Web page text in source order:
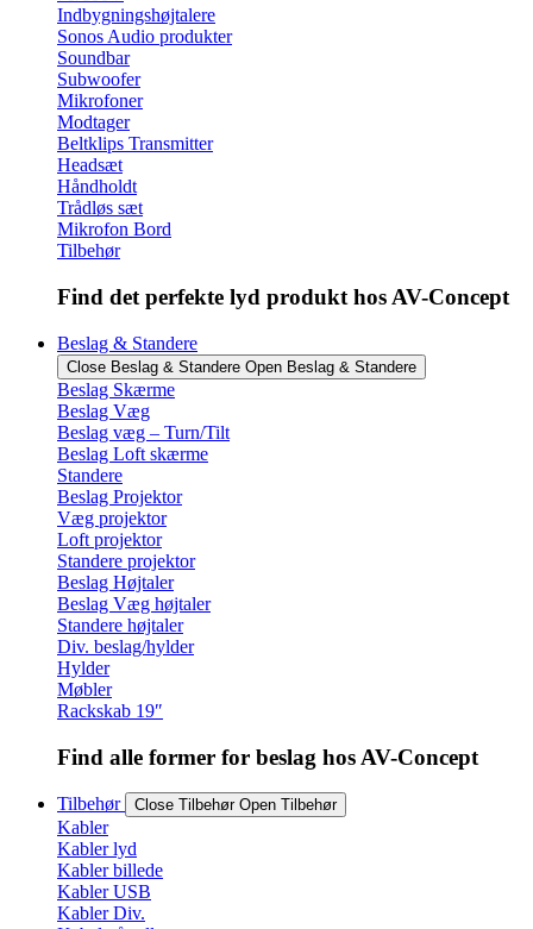
Indbygningshøjtalere
Sonos Audio produkter
Soundbar
Subwoofer
Mikrofoner
Modtager
Beltklips Transmitter
Headsæt
Håndholdt
Trådløs sæt
Mikrofon Bord
Tilbehør
Find det perfekte lyd produkt hos AV-Concept
Beslag & Standere
Close Beslag & Standere Open Beslag & Standere
Beslag Skærme
Beslag Væg
Beslag væg – Turn/Tilt
Beslag Loft skærme
Standere
Beslag Projektor
Væg projektor
Loft projektor
Standere projektor
Beslag Højtaler
Beslag Væg højtaler
Standere højtaler
Div. beslag/hylder
Hylder
Møbler
Rackskab 19″
Find alle former for beslag hos AV-Concept
Tilbehør Close Tilbehør Open Tilbehør
Kabler
Kabler lyd
Kabler billede
Kabler USB
Kabler Div.